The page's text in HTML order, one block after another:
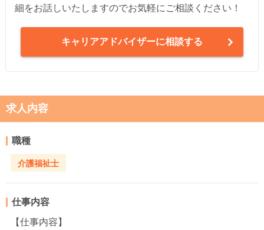
細をお話しいたしますのでお気軽にご相談ください！
キャリアアドバイザーに相談する
求人内容
職種
介護福祉士
仕事内容
【仕事内容】